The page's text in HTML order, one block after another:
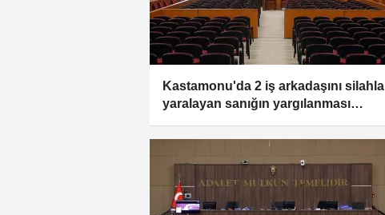
Kastamonu'da 2 iş arkadaşını silahla
yaralayan sanığın yargılanması